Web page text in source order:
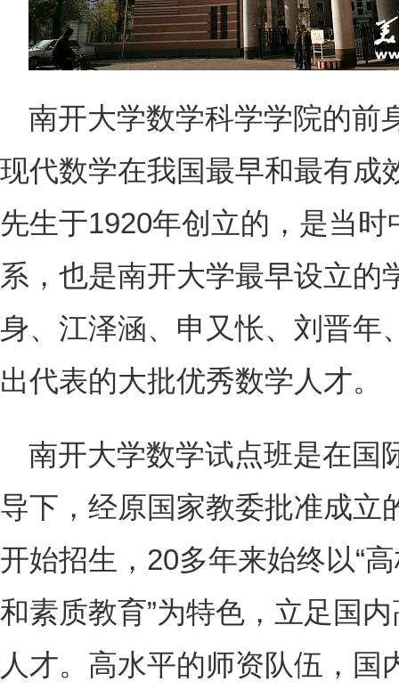
南开大学数学科学学院的前
现代数学在我国最早和最有成
先生于1920年创立的，是当
系，也是南开大学最早设立的
身、江泽涵、申又怅、刘晋年
出代表的大批优秀数学人才。
南开大学数学试点班是在国
导下，经原国家教委批准成立
开始招生，20多年来始终以“
和素质教育”为特色，立足国
人才。高水平的师资队伍，国